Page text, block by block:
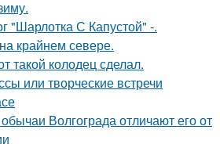
"Шарлотка С Капустой" -.
крайнем севере.
такой колодец сделал.
или творческие встречи
Волгограда отличают его от